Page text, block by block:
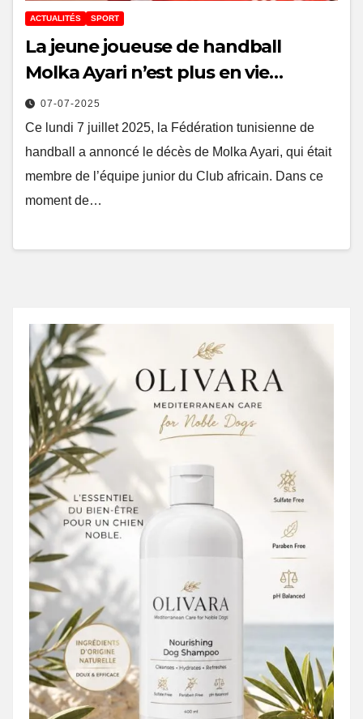
ACTUALITÉS SPORT
La jeune joueuse de handball
Molka Ayari n’est plus en vie…
07-07-2025
Ce lundi 7 juillet 2025, la Fédération tunisienne de
handball a annoncé le décès de Molka Ayari, qui était
membre de l’équipe junior du Club africain. Dans ce
moment de…